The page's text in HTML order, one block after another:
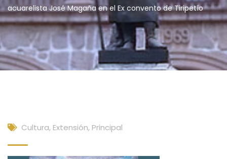
acuarelista José Magaña en el Ex convento de Tiripetío
Cultura, Extensión, Principal